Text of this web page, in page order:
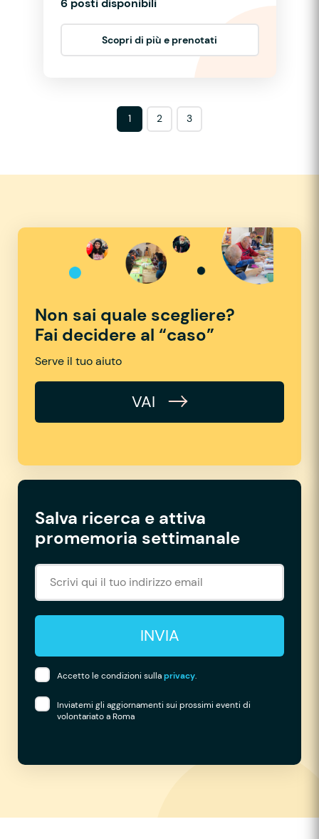
Scopri di più e prenotati
1 2 3
Non sai quale scegliere?
Fai decidere al “caso”
Serve il tuo aiuto
VAI
Salva ricerca e attiva
promemoria settimanale
INVIA
Accetto le condizioni sullaprivacy.
Inviatemi gli aggiornamenti sui prossimi eventi di
volontariato a Roma